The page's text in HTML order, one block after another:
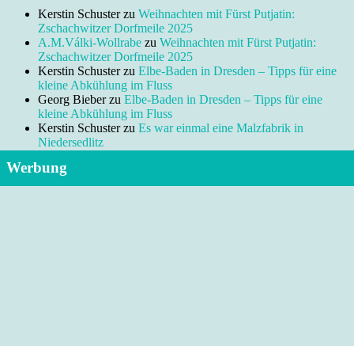
Kerstin Schusterzu Weihnachten mit Fürst Putjatin:
Zschachwitzer Dorfmeile 2025
A.M.Válki-Wollrabe zu Weihnachten mit Fürst Putjatin:
Zschachwitzer Dorfmeile 2025
Kerstin Schusterzu Elbe-Baden in Dresden – Tipps für eine
kleine Abkühlung im Fluss
Georg Bieberzu Elbe-Baden in Dresden – Tipps für eine
kleine Abkühlung im Fluss
Kerstin Schusterzu Es war einmal eine Malzfabrik in
Niedersedlitz
Werbung